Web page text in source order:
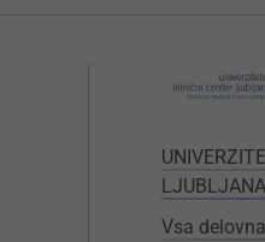
LJUBLJANA
Vsa